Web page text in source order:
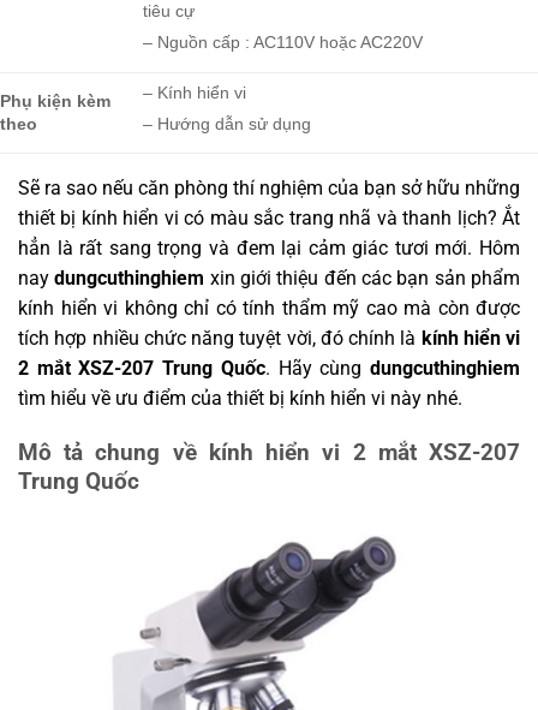
tiêu cự
– Nguồn cấp : AC110V hoặc AC220V
Phụ kiện kèm
theo
– Kính hiển vi
– Hướng dẫn sử dụng
Sẽ ra sao nếu căn phòng thí nghiệm của bạn sở hữu những
thiết bị kính hiển vi có màu sắc trang nhã và thanh lịch? Ắt
hẳn là rất sang trọng và đem lại cảm giác tươi mới. Hôm
naydungcuthinghiem xin giới thiệu đến các bạn sản phẩm
kính hiển vi không chỉ có tính thẩm mỹ cao mà còn được
tích hợp nhiều chức năng tuyệt vời, đó chính là kính hiển vi
2 mắt XSZ-207 Trung Quốc. Hãy cùngdungcuthinghiem
tìm hiểu về ưu điểm của thiết bị kính hiển vi này nhé.
Mô tả chung về kính hiển vi 2 mắt XSZ-207
Trung Quốc